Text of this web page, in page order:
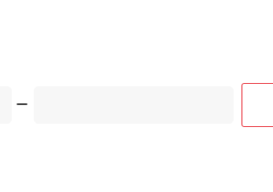
ー